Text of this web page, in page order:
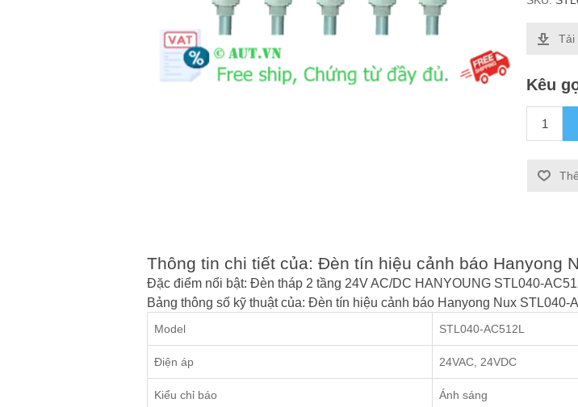
Tải
Kêu
Thông tin chi tiết của: Đèn tín hiệu cảnh báo Hanyong
Đặc điểm nổi bật: Đèn tháp 2 tầng 24V AC/DC HANYOUNG STL040-
Bảng thông số kỹ thuật của: Đèn tín hiệu cảnh báo Hanyong Nux STL040-
Model STL040-AC512L
Điện áp 24VAC, 24VDC
Kiểu chỉ báo Ánh sáng